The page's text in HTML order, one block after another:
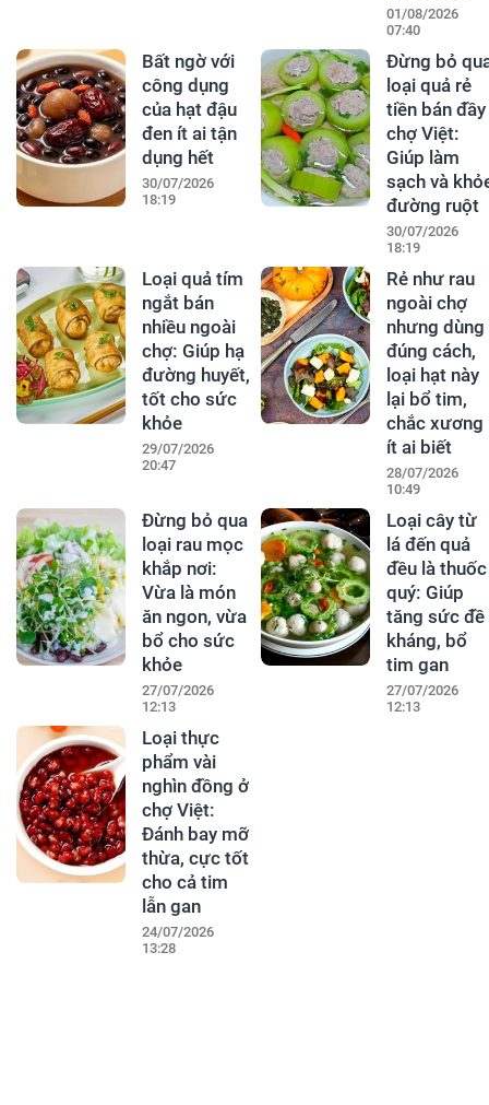
01/08/2026
07:40
Bất ngờ với
công dụng
của hạt đậu
đen ít ai tận
dụng hết
30/07/2026
18:19
Đừng bỏ
loại quả rẻ
tiền bán đầy
chợ Việt:
Giúp làm
sạch và
đường ruột
30/07/2026
18:19
Loại quả tím
ngắt bán
nhiều ngoài
chợ: Giúp hạ
đường huyết,
tốt cho sức
khỏe
29/07/2026
20:47
Rẻ như rau
ngoài chợ
nhưng dùng
đúng cách,
loại hạt này
lại bổ tim,
chắc xương
ít ai biết
28/07/2026
10:49
Đừng bỏ qua
loại rau mọc
khắp nơi:
Vừa là món
ăn ngon, vừa
bổ cho sức
khỏe
27/07/2026
12:13
Loại cây từ
lá đến quả
đều là thuốc
quý: Giúp
tăng sức đề
kháng, bổ
tim gan
27/07/2026
12:13
Loại thực
phẩm vài
nghìn đồng ở
chợ Việt:
Đánh bay mỡ
thừa, cực tốt
cho cả tim
lẫn gan
24/07/2026
13:28